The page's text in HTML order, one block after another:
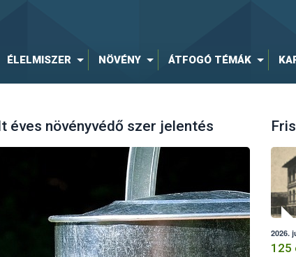
ÉLELMISZER NÖVÉNY ÁTFOGÓ TÉMÁK
éves növényvédő szer jelentés
2026.
125